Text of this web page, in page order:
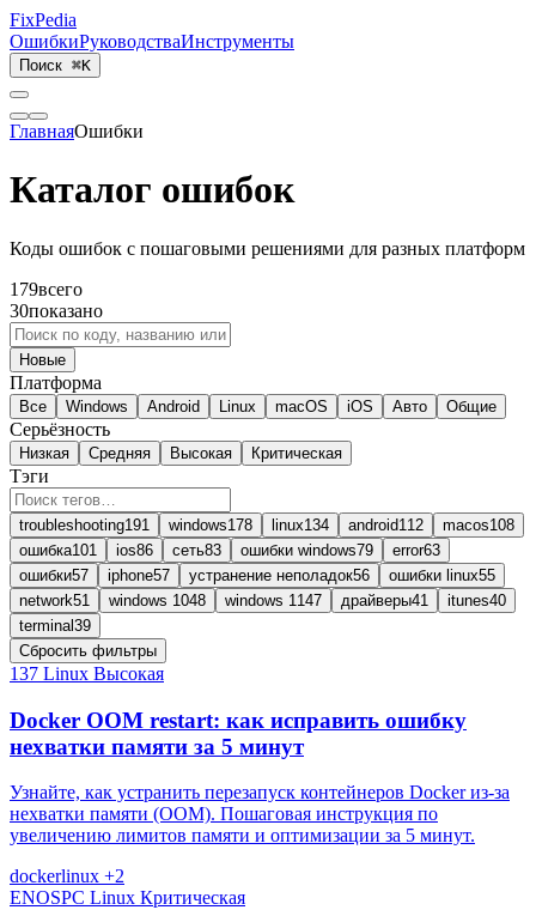
FixPedia
ОшибкиРуководстваИнструменты
Поиск ⌘K
ГлавнаяОшибки
Каталог ошибок
Коды ошибок с пошаговыми решениями для разных платформ
179всего
30показано
Новые
Платформа
Все Windows Android Linux macOS iOS Авто Общие
Серьёзность
Низкая Средняя Высокая Критическая
Тэги
troubleshooting191 windows178 linux134 android112 macos108
ошибка101 ios86 сеть83 ошибки windows79 error63
ошибки57 iphone57 устранение неполадок56 ошибки linux55
network51 windows 1048 windows 11 47 драйверы41 itunes40
terminal 39
Сбросить фильтры
137 Linux Высокая
Docker OOM restart: как исправить ошибку
нехватки памяти за 5 минут
Узнайте, как устранить перезапуск контейнеров Docker из-за
нехватки памяти (OOM). Пошаговая инструкция по
увеличению лимитов памяти и оптимизации за 5 минут.
dockerlinux +2
ENOSPC Linux Критическая